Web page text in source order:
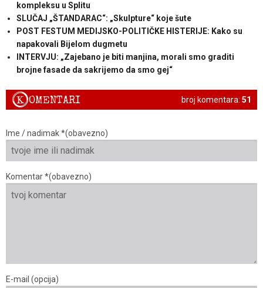
kompleksu u Splitu
SLUČAJ „ŠTANDARAC“: „Skulpture“ koje šute
POST FESTUM MEDIJSKO-POLITIČKE HISTERIJE: Kako su
napakovali Bijelom dugmetu
INTERVJU: „Zajebano je biti manjina, morali smo graditi
brojne fasade da sakrijemo da smo gej“
broj komentara: 51
KOMENTARI
Ime / nadimak *(obavezno)
Komentar *(obavezno)
E-mail (opcija)